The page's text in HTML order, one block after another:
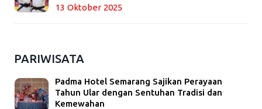
13 Oktober 2025
PARIWISATA
Padma Hotel Semarang Sajikan Perayaan
Tahun Ular dengan Sentuhan Tradisi dan
Kemewahan